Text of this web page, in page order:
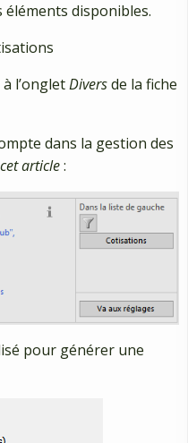
éléments disponibles.
l’ongletDiversde la fiche
dans la gestion des
article:
pour générer une